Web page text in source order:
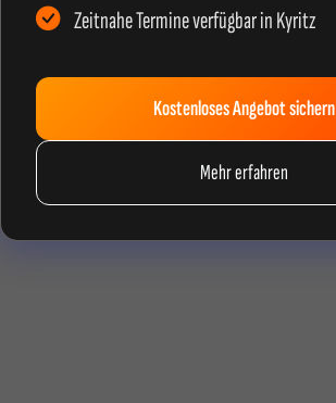
Zeitnahe Termine verfügbar in Kyritz
Kostenloses Angebot sichern
Mehr erfahren